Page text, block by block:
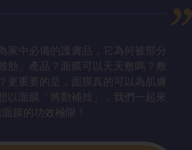
家中必備的護膚品，它為何被部分
肋」產品？面膜可以天天敷嗎？敷
更重要的是，面膜真的可以為肌膚
以面膜「將勤補拙」，我們一起來
面膜的功效極限！